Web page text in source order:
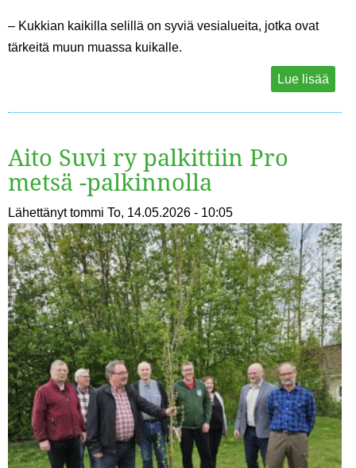
– Kukkian kaikilla selillä on syviä vesialueita, jotka ovat
tärkeitä muun muassa kuikalle.
Lue lisää
Aito Suvi ry palkittiin Pro
metsä -palkinnolla
Lähettänyttommi To, 14.05.2026 - 10:05